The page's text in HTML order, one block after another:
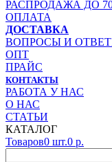
РАСПРОДАЖА ДО
ОПЛАТА
ДОСТАВКА
ВОПРОСЫ И
ОПТ
ПРАЙС
КОНТАКТЫ
РАБОТА У НАС
О НАС
СТАТЬИ
КАТАЛОГ
Товаров0 шт.0 р.